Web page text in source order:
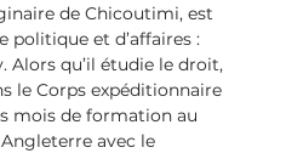
de Chicoutimi, est
politique et d’affaires :
Alors qu’il étudie le droit,
le Corps expéditionnaire
mois de formation au
avec le